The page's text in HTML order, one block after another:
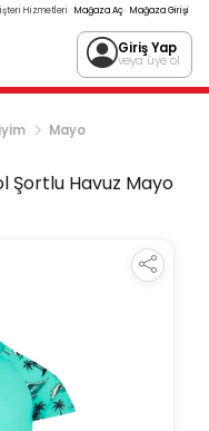
Hizmetleri Mağaza Aç Mağaza Girişi
Giriş Yap
veya üye ol
Mayo
Şortlu Havuz Mayo